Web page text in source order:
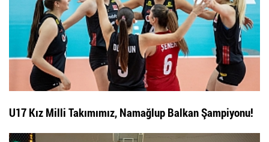
U17 Kız Milli Takımımız, Namağlup Balkan Şampiyonu!